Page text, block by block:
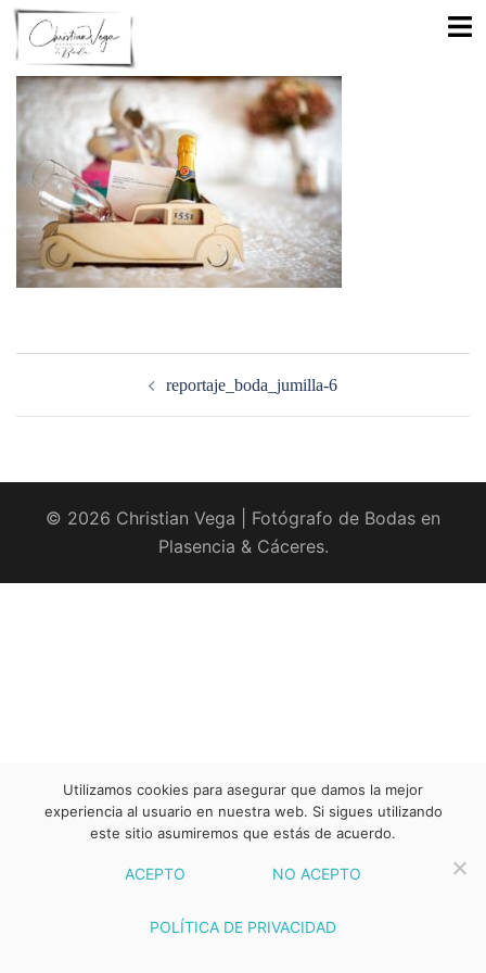
Saltar
contenido
reportaje_boda_jumilla-6
© 2026 Christian Vega | Fotógrafo de Bodas en
Plasencia & Cáceres.
Utilizamos cookies para asegurar que damos la mejor
experiencia al usuario en nuestra web. Si sigues utilizando
este sitio asumiremos que estás de acuerdo.
ACEPTO NO ACEPTO
POLÍTICA DE PRIVACIDAD